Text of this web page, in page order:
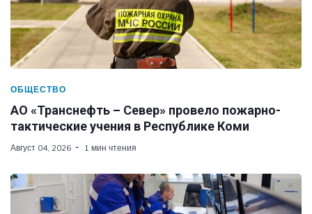
ОБЩЕСТВО
АО «Транснефть – Север» провело пожарно-
тактические учения в Республике Коми
Август 04, 2026 1 мин чтения